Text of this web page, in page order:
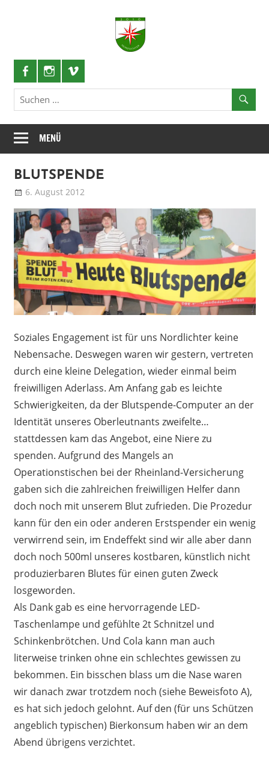
Schützenlustzug
MENÜ
BLUTSPENDE
6. August 2012
Soziales Engagement ist für uns Nordlichter keine
Nebensache. Deswegen waren wir gestern, vertreten
durch eine kleine Delegation, wieder einmal beim
freiwilligen Aderlass. Am Anfang gab es leichte
Schwierigkeiten, da der Blutspende-Computer an der
Identität unseres Oberleutnants zweifelte…
stattdessen kam das Angebot, eine Niere zu
spenden. Aufgrund des Mangels an
Operationstischen bei der Rheinland-Versicherung
gaben sich die zahlreichen freiwilligen Helfer dann
doch noch mit unserem Blut zufrieden. Die Prozedur
kann für den ein oder anderen Erstspender ein wenig
verwirrend sein, im Endeffekt sind wir alle aber dann
doch noch 500ml unseres kostbaren, künstlich nicht
produzierbaren Blutes für einen guten Zweck
losgeworden.
Als Dank gab es eine hervorragende LED-
Taschenlampe und gefühlte 2t Schnitzel und
Schinkenbrötchen. Und Cola kann man auch
literweise trinken ohne ein schlechtes gewissen zu
bekommen. Ein bisschen blass um die Nase waren
wir danach zwar trotzdem noch (siehe Beweisfoto A),
es hat sich jedoch gelohnt. Auf den (für uns Schützen
angeblich typischen) Bierkonsum haben wir an dem
Abend übrigens verzichtet.